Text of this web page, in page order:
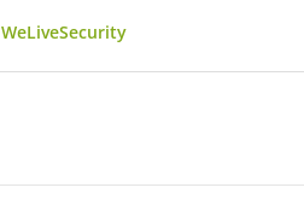
WeLiveSecurity